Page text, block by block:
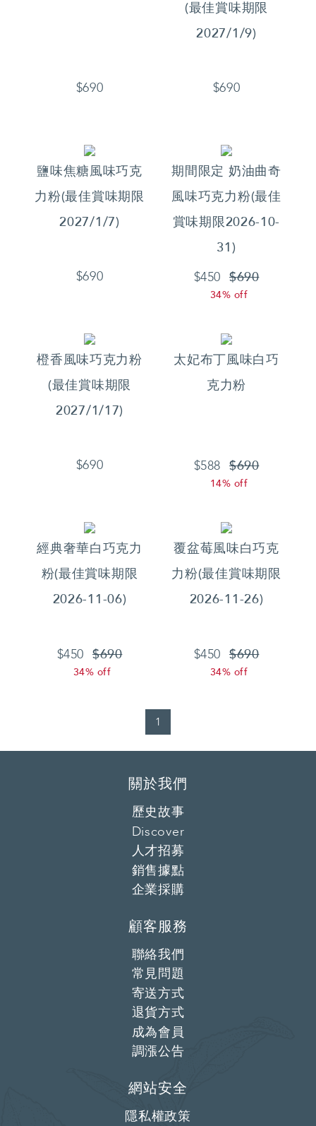
$690
(最佳賞味期限
2027/1/9)
$690
鹽味焦糖風味巧克
力粉(最佳賞味期限
2027/1/7)
$690
期間限定 奶油曲奇
風味巧克力粉(最佳
賞味期限2026-10-
31)
$450 $690
34% off
橙香風味巧克力粉
(最佳賞味期限
2027/1/17)
$690
太妃布丁風味白巧
克力粉
$588 $690
14% off
經典奢華白巧克力
粉(最佳賞味期限
2026-11-06)
$450 $690
34% off
覆盆莓風味白巧克
力粉(最佳賞味期限
2026-11-26)
$450 $690
34% off
1
關於我們
歷史故事
Discover
人才招募
銷售據點
企業採購
顧客服務
聯絡我們
常見問題
寄送方式
退貨方式
成為會員
調漲公告
網站安全
隱私權政策